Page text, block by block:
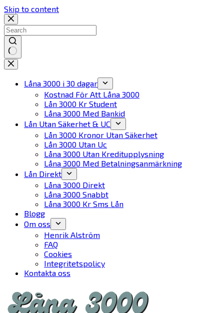
Skip to content
No
results
Låna 3000 i 30 dagar
Kostnad För Att Låna 3000
Lån 3000 Kr Student
Låna 3000 Med Bankid
Lån Utan Säkerhet & UC
Lån 3000 Kronor Utan Säkerhet
Lån 3000 Utan Uc
Låna 3000 Utan Kreditupplysning
Låna 3000 Med Betalningsanmärkning
Lån Direkt
Låna 3000 Direkt
Låna 3000 Snabbt
Låna 3000 Kr Sms Lån
Blogg
Om oss
Henrik Alström
FAQ
Cookies
Integritetspolicy
Kontakta oss